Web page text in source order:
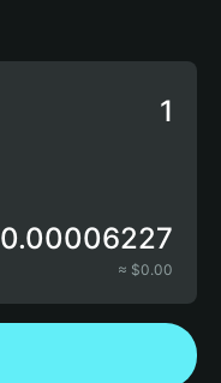
0.00006227
≈ $0.00